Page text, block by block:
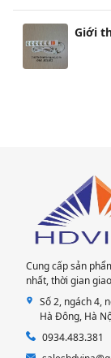
Giới
Cung cấp sản
nhất, thời gian
Số 2, ngách 4,
Hà Đông, Hà
0934.483.381